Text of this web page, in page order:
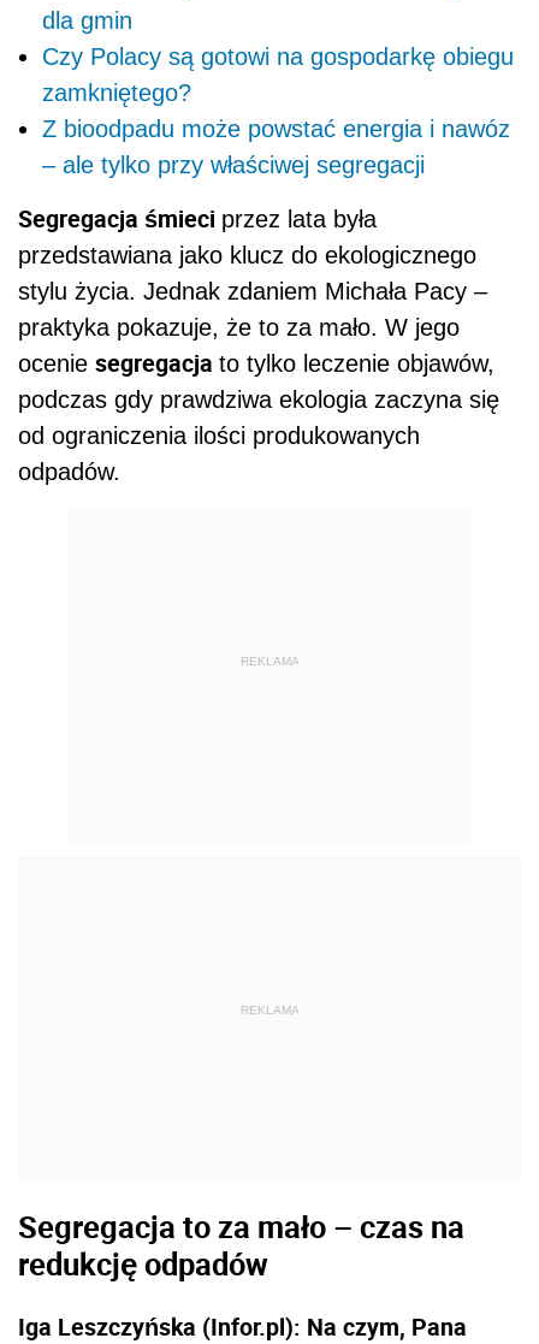
dla gmin
Czy Polacy są gotowi na gospodarkę obiegu
zamkniętego?
Z bioodpadu może powstać energia i nawóz
– ale tylko przy właściwej segregacji
Segregacja śmieci przez lata była
przedstawiana jako klucz do ekologicznego
stylu życia. Jednak zdaniem Michała Pacy –
praktyka pokazuje, że to za mało. W jego
ocenie segregacja to tylko leczenie objawów,
podczas gdy prawdziwa ekologia zaczyna się
od ograniczenia ilości produkowanych
odpadów.
REKLAMA
REKLAMA
Segregacja to za mało – czas na
redukcję odpadów
Iga Leszczyńska (Infor.pl): Na czym, Pana